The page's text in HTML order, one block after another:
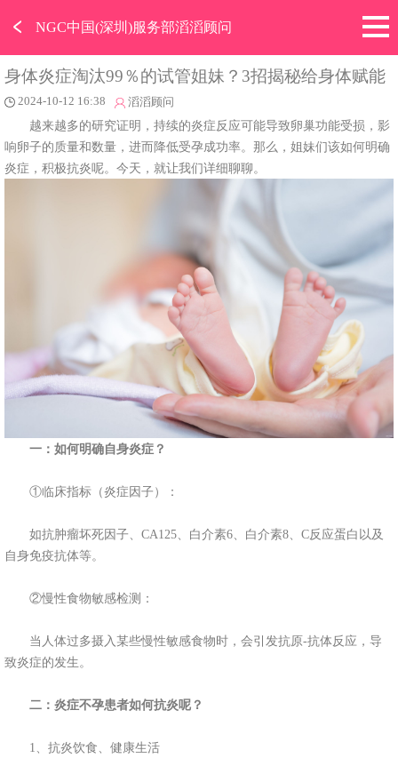
﹤ NGC中国(深圳)服务部滔滔顾问
身体炎症淘汰99％的试管姐妹？3招揭秘给身体赋能
2024-10-12 16:38 滔滔顾问
越来越多的研究证明，持续的炎症反应可能导致卵巢功能受损，影
响卵子的质量和数量，进而降低受孕成功率。那么，姐妹们该如何明确
炎症，积极抗炎呢。今天，就让我们详细聊聊。
一：如何明确自身炎症？
①临床指标（炎症因子）：
如抗肿瘤坏死因子、CA125、白介素6、白介素8、C反应蛋白以及
自身免疫抗体等。
②慢性食物敏感检测：
当人体过多摄入某些慢性敏感食物时，会引发抗原-抗体反应，导
致炎症的发生。
二：炎症不孕患者如何抗炎呢？
1、抗炎饮食、健康生活